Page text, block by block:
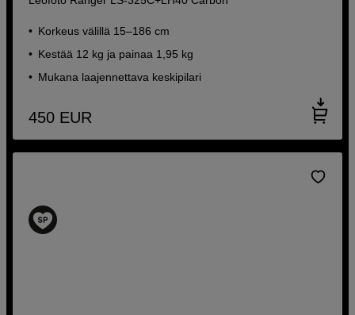
Korkeus välillä 15–186 cm
Kestää 12 kg ja painaa 1,95 kg
Mukana laajennettava keskipilari
450 EUR